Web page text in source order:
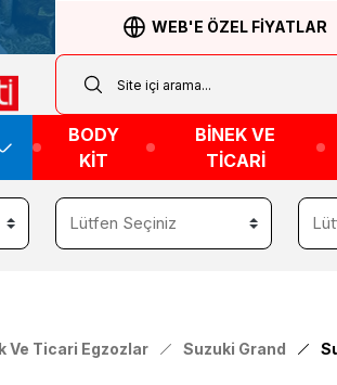
WEB'E ÖZEL FİYATLAR
BODY
KİT
BİNEK VE
TİCARİ
Ve Ticari Egzozlar Suzuki Grand